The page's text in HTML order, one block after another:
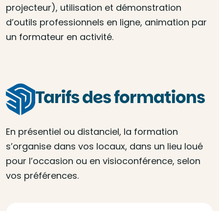
projecteur), utilisation et démonstration
d’outils professionnels en ligne, animation par
un formateur en activité.
Tarifs des formations
En présentiel ou distanciel, la formation
s’organise dans vos locaux, dans un lieu loué
pour l’occasion ou en visioconférence, selon
vos préférences.